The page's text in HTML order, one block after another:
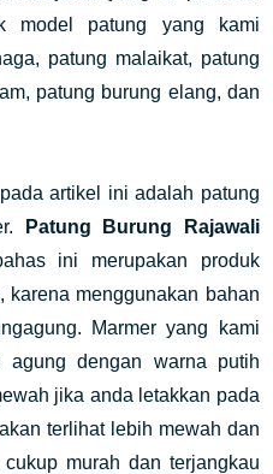
model patung yang kami
patung malaikat, patung
patung burung elang, dan
artikel ini adalah patung
Patung Burung Rajawali
ini merupakan produk
karena menggunakan bahan
Marmer yang kami
agung dengan warna putih
jika anda letakkan pada
terlihat lebih mewah dan
murah dan terjangkau